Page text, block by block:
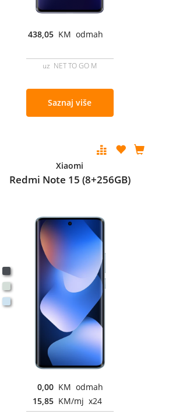
438,05 KM odmah
uz NET TO GO M
Saznaj više
Xiaomi
Redmi Note 15 (8+256GB)
0,00 KM odmah
15,85 KM/mj x24